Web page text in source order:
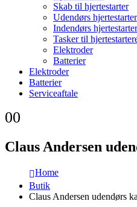
Skab til hjertestarter
Udendørs
Indendørs
Tasker til
Elektroder
Batterier
Elektroder
Batterier
Serviceaftale
00
Claus Andersen
Home
Butik
Claus Andersen udendørs